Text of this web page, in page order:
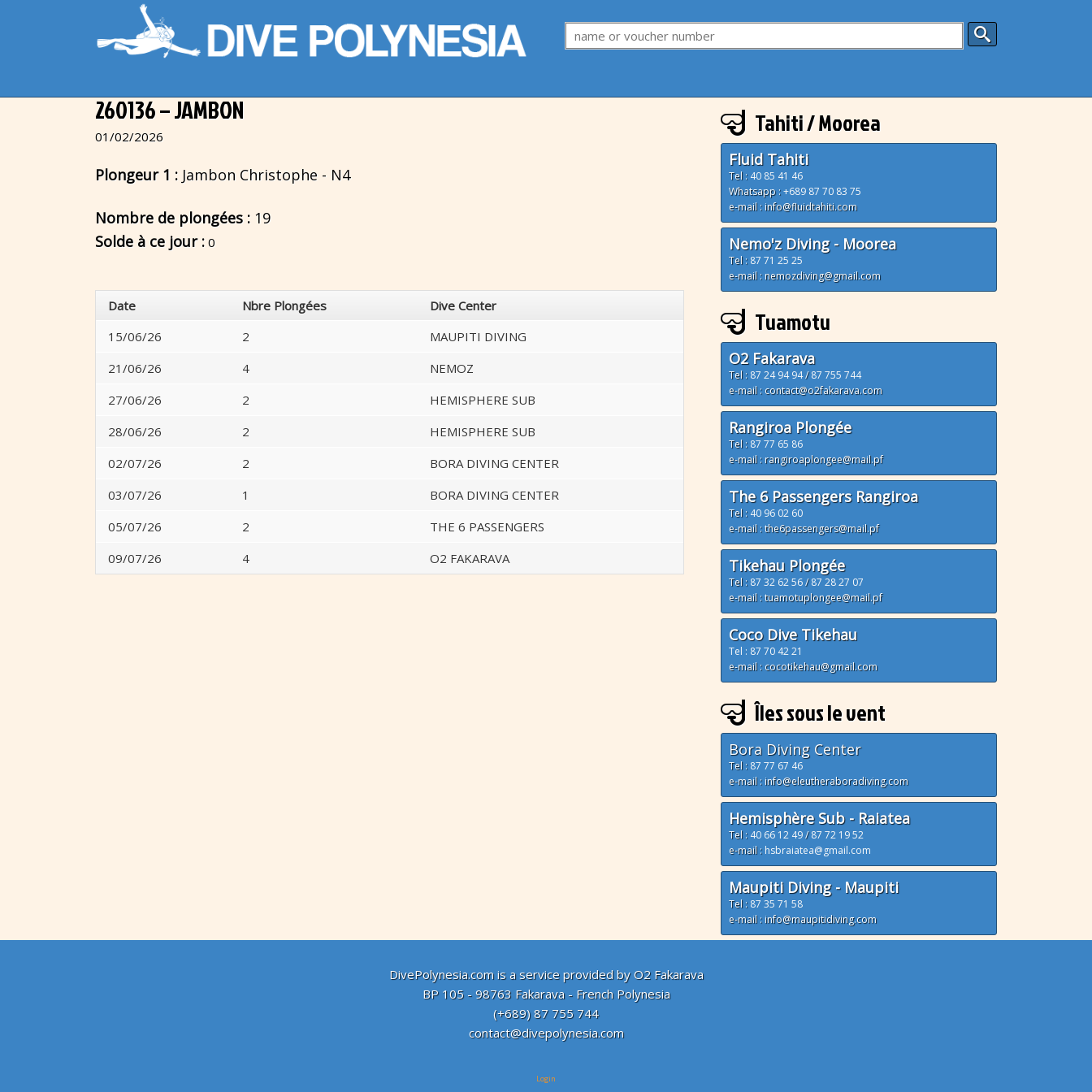
260136 – JAMBON
01/02/2026
Plongeur 1 : Jambon Christophe - N4
Nombre de plongées : 19
Solde à ce jour : 0
Date Nbre Plongées
Dive Center
15/06/26
2
MAUPITI DIVING
21/06/26
4
NEMOZ
27/06/26
2
HEMISPHERE SUB
28/06/26
2
HEMISPHERE SUB
02/07/26
2
BORA DIVING CENTER
03/07/26
1
BORA DIVING CENTER
05/07/26
2
THE 6 PASSENGERS
09/07/26
4 O2 FAKARAVA
Tahiti / Moorea
Fluid Tahiti
Tel : 40 85 41 46
Whatsapp :+689 87 70 83 75
e-mail : info@fluidtahiti.com
Nemo'z Diving - Moorea
Tel : 87 71 25 25
e-mail : nemozdiving@gmail.com
Tuamotu
O2 Fakarava
Tel : 87 24 94 94/87 755 744
e-mail : contact@o2fakarava.com
Rangiroa Plongée
Tel : 87 77 65 86
e-mail : rangiroaplongee@mail.pf
The 6 Passengers Rangiroa
Tel : 40 96 02 60
e-mail : the6passengers@mail.pf
Tikehau Plongée
Tel : 87 32 62 56/87 28 27 07
e-mail : tuamotuplongee@mail.pf
Coco Dive Tikehau
Tel : 87 70 42 21
e-mail : cocotikehau@gmail.com
Îles sous le vent
Bora Diving Center
Tel : 87 77 67 46
e-mail : info@eleutheraboradiving.com
Hemisphère Sub - Raiatea
Tel : 40 66 12 49/87 72 19 52
e-mail : hsbraiatea@gmail.com
Maupiti Diving - Maupiti
Tel : 87 35 71 58
e-mail : info@maupitidiving.com
DivePolynesia.com is a service provided by O2 Fakarava
BP 105 - 98763 Fakarava - French Polynesia
(+689) 87 755 744
contact@divepolynesia.com
Login